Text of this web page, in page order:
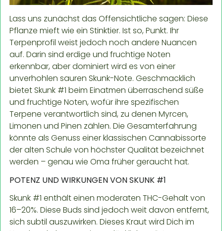
Lass uns zunächst das Offensichtliche sagen: Diese
Pflanze mieft wie ein Stinktier. Ist so, Punkt. Ihr
Terpenprofil weist jedoch noch andere Nuancen
auf. Darin sind erdige und fruchtige Noten
erkennbar, aber dominiert wird es von einer
unverhohlen sauren Skunk-Note. Geschmacklich
bietet Skunk #1 beim Einatmen überraschend süße
und fruchtige Noten, wofür ihre spezifischen
Terpene verantwortlich sind, zu denen Myrcen,
Limonen und Pinen zählen. Die Gesamterfahrung
könnte als Genuss einer klassischen Cannabissorte
der alten Schule von höchster Qualität bezeichnet
werden – genau wie Oma früher geraucht hat.
POTENZ UND WIRKUNGEN VON SKUNK #1
Skunk #1 enthält einen moderaten THC-Gehalt von
16–20%. Diese Buds sind jedoch weit davon entfernt,
sich subtil auszuwirken. Dieses Kraut wird Dich im